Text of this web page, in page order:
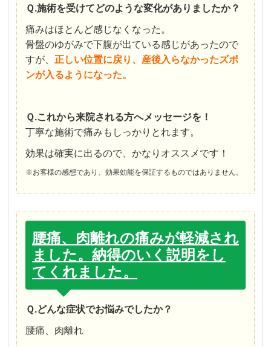
Ｑ.施術を受けてどのような変化がありましたか？
痛みはほとんど感じなくなった。
骨盤のゆがみで下腹が出ている感じがあったので
すが、 正しい位置に戻り、産後入らなかったズボ
ンが入るようになった。
Ｑ.これから来院される方へメッセージを！
丁寧な施術で痛みもしっかりとれます。
効果は確実に出るので、かなりオススメです！
※お客様の感想であり、効果効能を保証するものではありません。
腰痛、肉離れの痛みが軽減され
ました。納得のいく説明をし
てくれました。
Ｑ.どんな症状でお悩みでしたか？
腰痛、肉離れ